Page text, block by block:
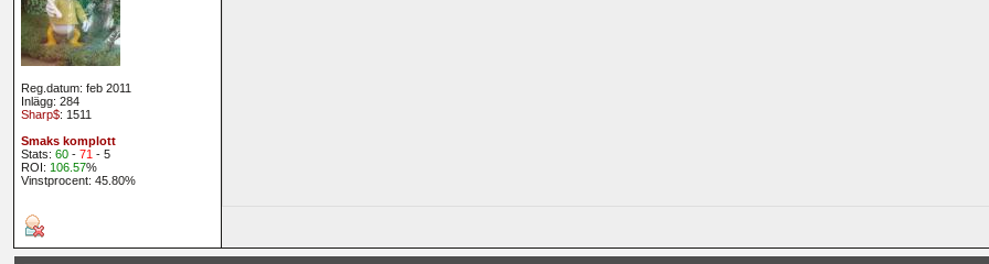
Reg.datum: feb 2011
Inlägg: 284
Sharp$: 1511
Smaks komplott
Stats: 60- 71 - 5
ROI: 106.57%
Vinstprocent: 45.80%